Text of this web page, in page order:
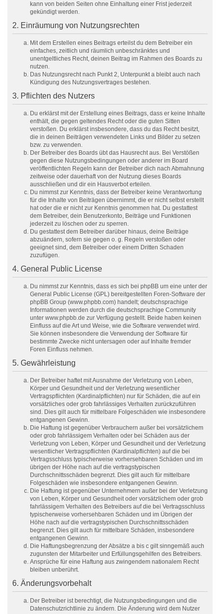
kann von beiden Seiten ohne Einhaltung einer Frist jederzeit
gekündigt werden.
2. Einräumung von Nutzungsrechten
Mit dem Erstellen eines Beitrags erteilst du dem Betreiber ein
einfaches, zeitlich und räumlich unbeschränktes und
unentgeltliches Recht, deinen Beitrag im Rahmen des Boards zu
nutzen.
Das Nutzungsrecht nach Punkt 2, Unterpunkt a bleibt auch nach
Kündigung des Nutzungsvertrages bestehen.
3. Pflichten des Nutzers
Du erklärst mit der Erstellung eines Beitrags, dass er keine Inhalte
enthält, die gegen geltendes Recht oder die guten Sitten
verstoßen. Du erklärst insbesondere, dass du das Recht besitzt,
die in deinen Beiträgen verwendeten Links und Bilder zu setzen
bzw. zu verwenden.
Der Betreiber des Boards übt das Hausrecht aus. Bei Verstößen
gegen diese Nutzungsbedingungen oder anderer im Board
veröffentlichten Regeln kann der Betreiber dich nach Abmahnung
zeitweise oder dauerhaft von der Nutzung dieses Boards
ausschließen und dir ein Hausverbot erteilen.
Du nimmst zur Kenntnis, dass der Betreiber keine Verantwortung
für die Inhalte von Beiträgen übernimmt, die er nicht selbst erstellt
hat oder die er nicht zur Kenntnis genommen hat. Du gestattest
dem Betreiber, dein Benutzerkonto, Beiträge und Funktionen
jederzeit zu löschen oder zu sperren.
Du gestattest dem Betreiber darüber hinaus, deine Beiträge
abzuändern, sofern sie gegen o. g. Regeln verstoßen oder
geeignet sind, dem Betreiber oder einem Dritten Schaden
zuzufügen.
4. General Public License
Du nimmst zur Kenntnis, dass es sich bei phpBB um eine unter der
General Public License (GPL) bereitgestellten Foren-Software der
phpBB Group (www.phpbb.com) handelt; deutschsprachige
Informationen werden durch die deutschsprachige Community
unter www.phpbb.de zur Verfügung gestellt. Beide haben keinen
Einfluss auf die Art und Weise, wie die Software verwendet wird.
Sie können insbesondere die Verwendung der Software für
bestimmte Zwecke nicht untersagen oder auf Inhalte fremder
Foren Einfluss nehmen.
5. Gewährleistung
Der Betreiber haftet mit Ausnahme der Verletzung von Leben,
Körper und Gesundheit und der Verletzung wesentlicher
Vertragspflichten (Kardinalpflichten) nur für Schäden, die auf ein
vorsätzliches oder grob fahrlässiges Verhalten zurückzuführen
sind. Dies gilt auch für mittelbare Folgeschäden wie insbesondere
entgangenen Gewinn.
Die Haftung ist gegenüber Verbrauchern außer bei vorsätzlichem
oder grob fahrlässigem Verhalten oder bei Schäden aus der
Verletzung von Leben, Körper und Gesundheit und der Verletzung
wesentlicher Vertragspflichten (Kardinalpflichten) auf die bei
Vertragsschluss typischerweise vorhersehbaren Schäden und im
übrigen der Höhe nach auf die vertragstypischen
Durchschnittsschäden begrenzt. Dies gilt auch für mittelbare
Folgeschäden wie insbesondere entgangenen Gewinn.
Die Haftung ist gegenüber Unternehmern außer bei der Verletzung
von Leben, Körper und Gesundheit oder vorsätzlichem oder grob
fahrlässigem Verhalten des Betreibers auf die bei Vertragsschluss
typischerweise vorhersehbaren Schäden und im Übrigen der
Höhe nach auf die vertragstypischen Durchschnittsschäden
begrenzt. Dies gilt auch für mittelbare Schäden, insbesondere
entgangenen Gewinn.
Die Haftungsbegrenzung der Absätze a bis c gilt sinngemäß auch
zugunsten der Mitarbeiter und Erfüllungsgehilfen des Betreibers.
Ansprüche für eine Haftung aus zwingendem nationalem Recht
bleiben unberührt.
6. Änderungsvorbehalt
Der Betreiber ist berechtigt, die Nutzungsbedingungen und die
Datenschutzrichtlinie zu ändern. Die Änderung wird dem Nutzer